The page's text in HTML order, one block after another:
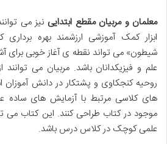
معلمان و مربیان مقطع ابتدایی نیز می
ابزار کمک آموزشی ارزشمند بهره
شیطون» می تواند نقطه ی آغاز خوبی برای
علم و فیزیکدانان باشد. مربیان می
روحیه کنجکاوی و پشتکار در دانش آموزان
های کلاسی مرتبط با آزمایش های ساده
موجود در کتاب طراحی کنند. این کتاب می
علمی کوچک در کلاس درس باشد.